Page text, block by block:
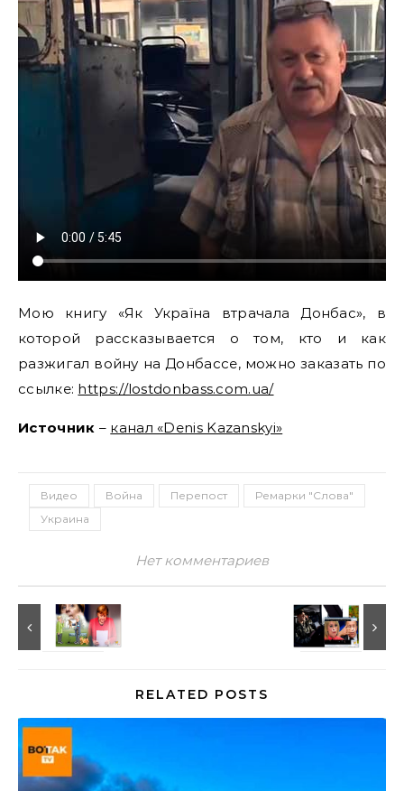
Мою книгу «Як Україна втрачала Донбас», в
которой рассказывается о том, кто и как
разжигал войну на Донбассе, можно заказать по
ссылке: https://lostdonbass.com.ua/
Источник – канал «Denis Kazanskyi»
Видео Война Перепост
Ремарки "Слова"
Украина
Нет комментариев
RELATED POSTS